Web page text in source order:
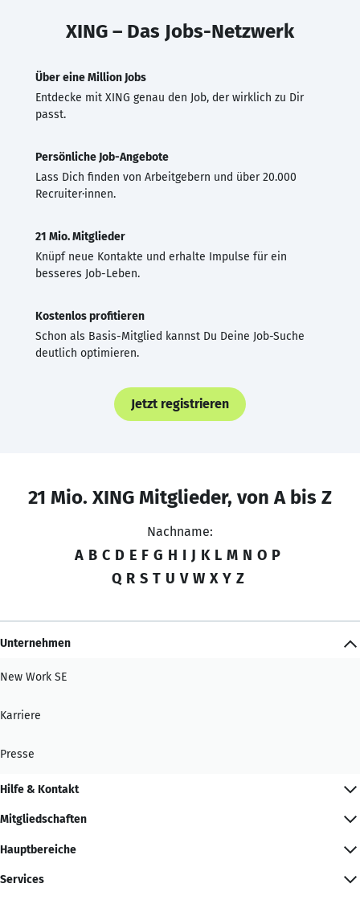
XING – Das Jobs-Netzwerk
Über eine Million Jobs
Entdecke mit XING genau den Job, der wirklich zu Dir
passt.
Persönliche Job-Angebote
Lass Dich finden von Arbeitgebern und über 20.000
Recruiter·innen.
21 Mio. Mitglieder
Knüpf neue Kontakte und erhalte Impulse für ein
besseres Job-Leben.
Kostenlos profitieren
Schon als Basis-Mitglied kannst Du Deine Job-Suche
deutlich optimieren.
Jetzt registrieren
21 Mio. XING Mitglieder, von A bis Z
Nachname:
A B C D E F G H I J K L M N O P
Q R S T U V W X Y Z
Unternehmen
New Work SE
Karriere
Presse
Hilfe & Kontakt
Mitgliedschaften
Hauptbereiche
Services